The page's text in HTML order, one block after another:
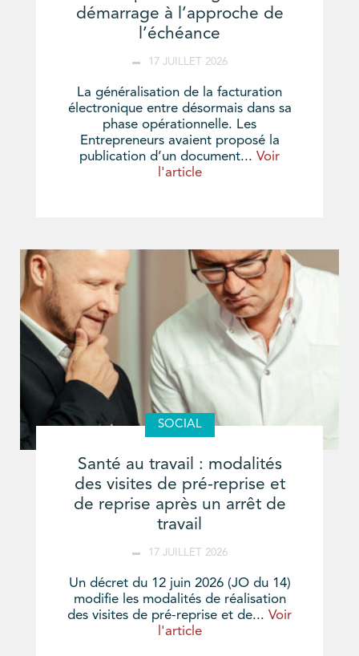
démarrage à l’approche de
l’échéance
17 JUILLET 2026
La généralisation de la facturation
électronique entre désormais dans sa
phase opérationnelle. Les
Entrepreneurs avaient proposé la
publication d’un document... Voir
l'article
SOCIAL
Santé au travail : modalités
des visites de pré-reprise et
de reprise après un arrêt de
travail
17 JUILLET 2026
Un décret du 12 juin 2026 (JO du 14)
modifie les modalités de réalisation
des visites de pré-reprise et de... Voir
l'article